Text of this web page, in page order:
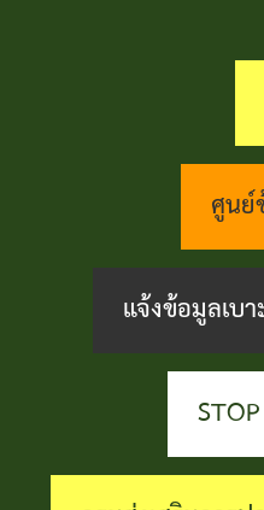
ตรวจ
สาธารณสุข
รบ.อำนวย
ที่น่า
ช่อง
ศูนย์
แจ้งข้อมูลเบ